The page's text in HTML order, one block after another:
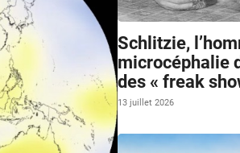
Schlitzie,
microcéphalie
des « freak
13 juillet 2026